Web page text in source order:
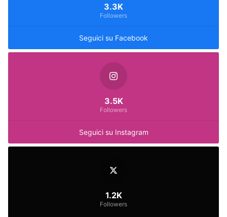
Seguici su Facebook
3.3K
Followers
Seguici su Instagram
3.5K
Followers
1.2K
Followers